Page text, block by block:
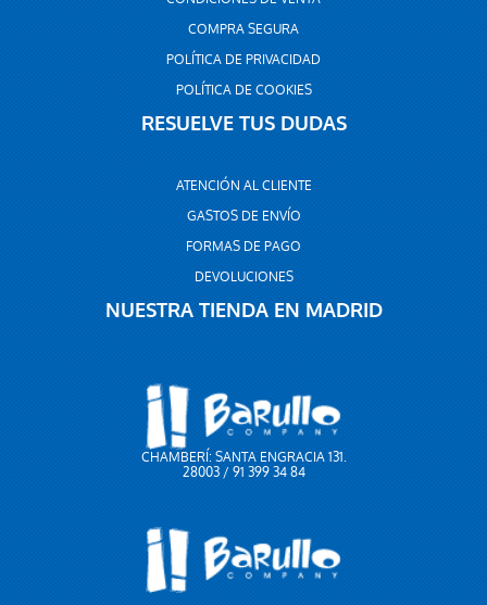
COMPRA SEGURA
POLÍTICA DE PRIVACIDAD
POLÍTICA DE COOKIES
RESUELVE TUS DUDAS
ATENCIÓN AL CLIENTE
GASTOS DE ENVÍO
FORMAS DE PAGO
DEVOLUCIONES
NUESTRA TIENDA EN MADRID
CHAMBERÍ: SANTA ENGRACIA 131.
28003 / 91 399 34 84